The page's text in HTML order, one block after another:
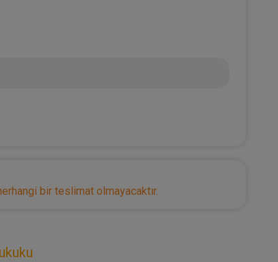
bir teslimat olmayacaktır.